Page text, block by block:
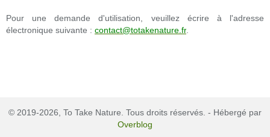
Pour une demande d'utilisation, veuillez écrire à l'adresse
électronique suivante : contact@totakenature.fr.
© 2019-2026, To Take Nature. Tous droits réservés. - Hébergé par
Overblog